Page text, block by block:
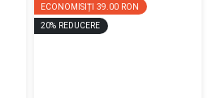
ECONOMISIȚI 39.00 RON
20% REDUCERE